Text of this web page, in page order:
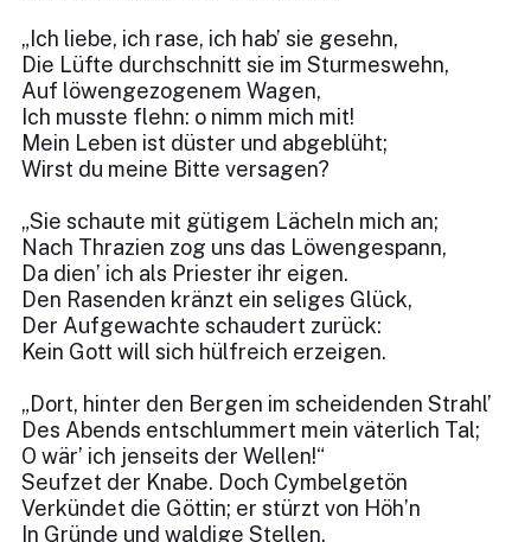
„Ich liebe, ich rase, ich hab’ sie gesehn,
Die Lüfte durchschnitt sie im Sturmeswehn,
Auf löwengezogenem Wagen,
Ich musste flehn: o nimm mich mit!
Mein Leben ist düster und abgeblüht;
Wirst du meine Bitte versagen?
„Sie schaute mit gütigem Lächeln mich an;
Nach Thrazien zog uns das Löwengespann,
Da dien’ ich als Priester ihr eigen.
Den Rasenden kränzt ein seliges Glück,
Der Aufgewachte schaudert zurück:
Kein Gott will sich hülfreich erzeigen.
„Dort, hinter den Bergen im scheidenden Strahl’
Des Abends entschlummert mein väterlich Tal;
O wär’ ich jenseits der Wellen!“
Seufzet der Knabe. Doch Cymbelgetön
Verkündet die Göttin; er stürzt von Höh’n
In Gründe und waldige Stellen.